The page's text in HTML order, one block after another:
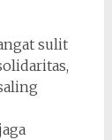
sulit